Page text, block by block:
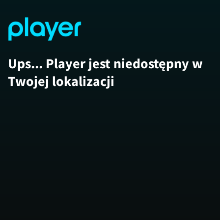
Ups... Player jest niedostępny w
Twojej lokalizacji